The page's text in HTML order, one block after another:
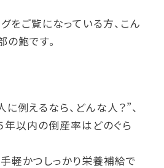
をご覧になっている方、こん
鮑です。
例えるなら、どんな人？”、
以内の倒産率はどのぐら
かつしっかり栄養補給で